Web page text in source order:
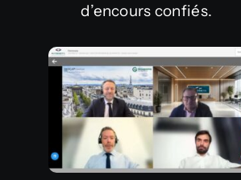
d’encours confiés.